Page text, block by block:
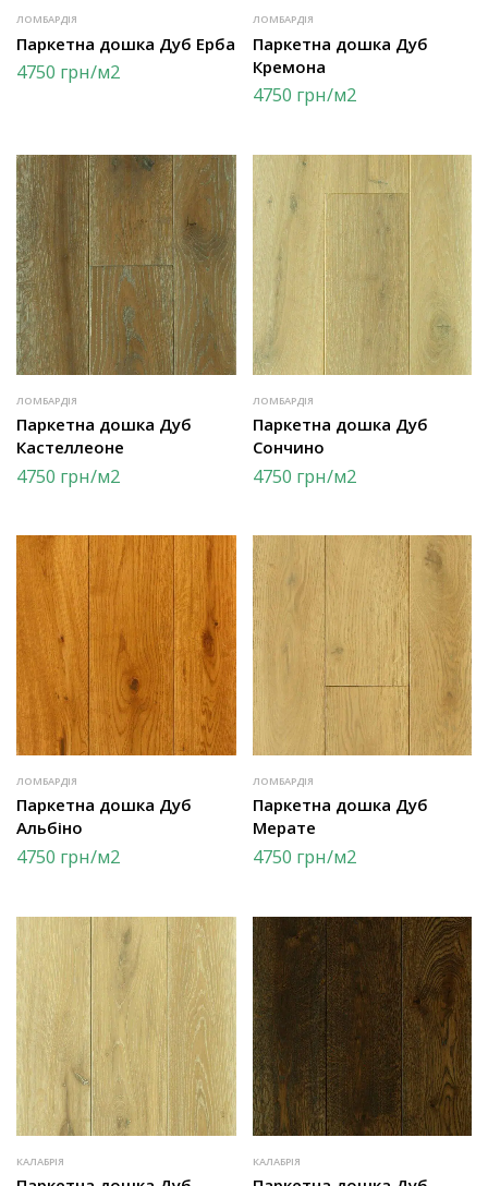
ЛОМБАРДІЯ
Паркетна дошка Дуб Ерба
4750 грн/м2
ЛОМБАРДІЯ
Паркетна дошка Дуб
Кремона
4750 грн/м2
ЛОМБАРДІЯ
Паркетна дошка Дуб
Кастеллеоне
4750 грн/м2
ЛОМБАРДІЯ
Паркетна дошка Дуб
Сончино
4750 грн/м2
ЛОМБАРДІЯ
Паркетна дошка Дуб
Альбіно
4750 грн/м2
ЛОМБАРДІЯ
Паркетна дошка Дуб
Мерате
4750 грн/м2
КАЛАБРІЯ КАЛАБРІЯ